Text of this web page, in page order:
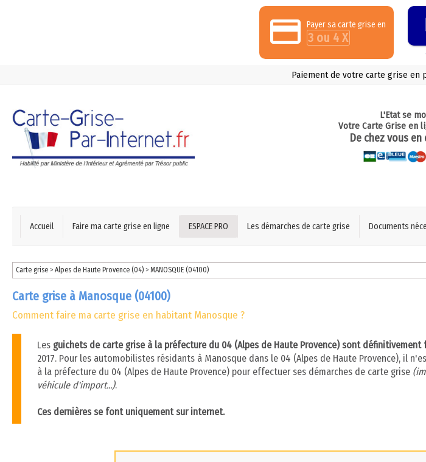
Payer sa carte grise en
3 ou 4 X
Paiement de votre carte grise en
L'Etat se
Votre Carte Grise en
De chez vous
Accueil Faire ma carte grise en ligne ESPACE PRO Les démarches de carte grise Documents
Carte grise >Alpes de Haute Provence (04)>MANOSQUE (04100)
Carte grise à Manosque (04100)
Comment faire ma carte grise en habitant Manosque ?
Les guichets de carte grise à la préfecture du 04 (Alpes de Haute Provence) sont définitivement
2017. Pour les automobilistes résidants à Manosque dans le 04 (Alpes de Haute Provence), il
à la préfecture du 04 (Alpes de Haute Provence) pour effectuer ses démarches de carte grise
véhicule d'import...).
Ces dernières se font uniquement sur internet.